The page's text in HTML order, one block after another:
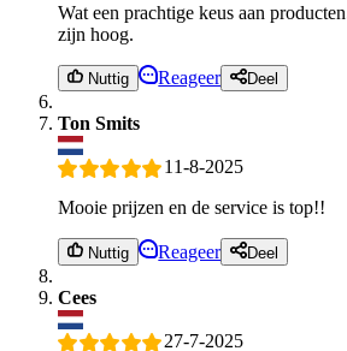
Wat een prachtige keus aan
zijn hoog.
Nuttig Reageer Deel
Ton Smits
11-8-2025
Mooie prijzen en de service is top!!
Nuttig Reageer Deel
Cees
27-7-2025